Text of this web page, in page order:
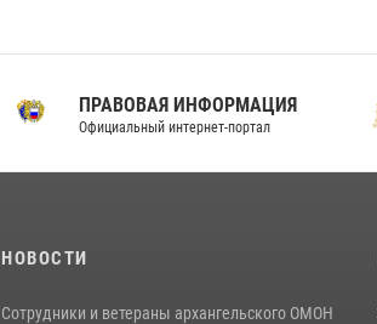
ПРАВОВАЯ ИНФОРМАЦИЯ
Официальный интернет-портал
НОВОСТИ
Сотрудники и ветераны архангельского ОМОН